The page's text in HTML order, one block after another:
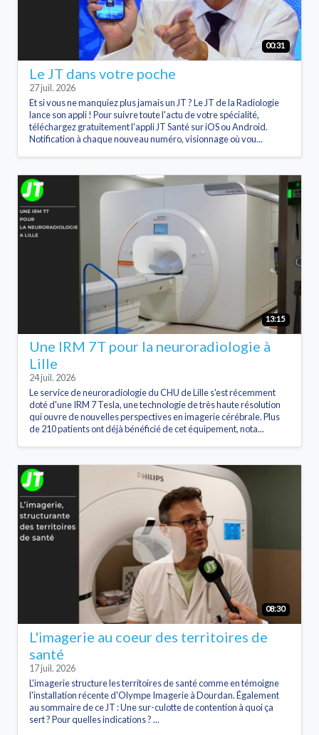
00:31
Le JT dans votre poche
27 juil. 2026
Et si vous ne manquiez plus jamais un JT ? Le JT de la Radiologie
lance son appli ! Pour suivre toute l'actu de votre spécialité,
téléchargez gratuitement l'appli JT Santé sur iOS ou Android.
Notification à chaque nouveau numéro, visionnage où vou...
13:15
Une IRM 7T pour la neuroradiologie à
Lille
24 juil. 2026
Le service de neuroradiologie du CHU de Lille s'est récemment
doté d'une IRM 7 Tesla, une technologie de très haute résolution
qui ouvre de nouvelles perspectives en imagerie cérébrale. Plus
de 210 patients ont déjà bénéficié de cet équipement, nota...
08:30
L'imagerie au coeur des territoires de
santé
17 juil. 2026
L'imagerie structure les territoires de santé comme en témoigne
l'installation récente d'Olympe Imagerie à Dourdan. Également
au sommaire de ce JT : Une sur-culotte de contention à quoi ça
sert ? Pour quelles indications ? ...